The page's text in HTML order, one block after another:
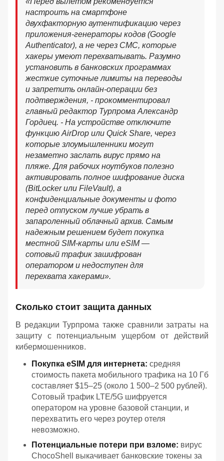
настроить на смартфоне
двухфакторную аутентификацию через
приложения-генераторы кодов (Google
Authenticator), а не через СМС, которые
хакеры умеют перехватывать. Разумно
установить в банковских программах
жесткие суточные лимиты на переводы
и запретить онлайн-операции без
подтверждения, - прокомментировал
главный редактор Турпрома Александр
Гордиец. - На устройстве отключите
функцию AirDrop или Quick Share, через
которые злоумышленники могут
незаметно заслать вирус прямо на
пляже. Для рабочих ноутбуков полезно
активировать полное шифрование диска
(BitLocker или FileVault), а
конфиденциальные документы и фото
перед отпуском лучше убрать в
запароленный облачный архив. Самым
надежным решением будет покупка
местной SIM-карты или eSIM —
сотовый трафик зашифрован
оператором и недоступен для
перехвата хакерами».
Сколько стоит защита данных
В редакции Турпрома также сравнили затраты на
защиту с потенциальным ущербом от действий
кибермошенников.
Покупка eSIM для интернета: средняя
стоимость пакета мобильного трафика на 10 Гб
составляет $15–25 (около 1 500–2 500 рублей).
Сотовый трафик LTE/5G шифруется
оператором на уровне базовой станции, и
перехватить его через роутер отеля
невозможно.
Потенциальные потери при взломе: вирус
ChocoShell выкачивает банковские токены за